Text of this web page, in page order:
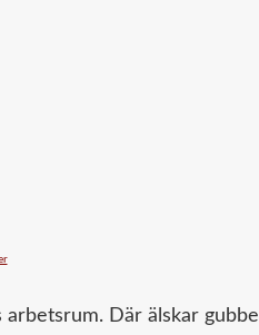
Där älskar